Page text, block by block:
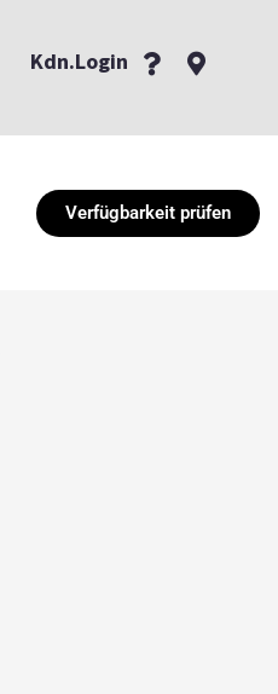
Kdn.Login
Verfügbarkeit prüfen